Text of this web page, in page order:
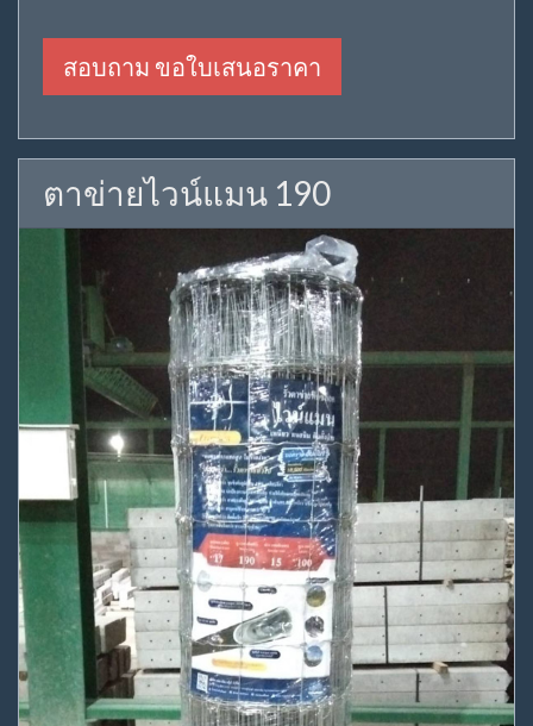
สอบถาม ขอใบเสนอราคา
ตาข่ายไวน์แมน 190